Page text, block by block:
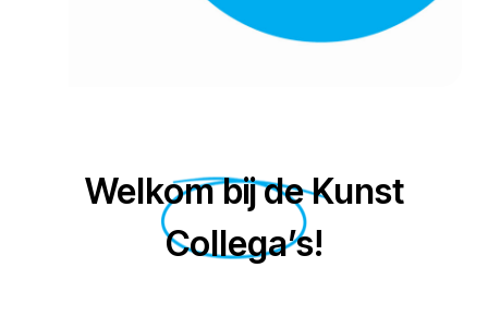
Welkom bij de Kunst
Collega’s!